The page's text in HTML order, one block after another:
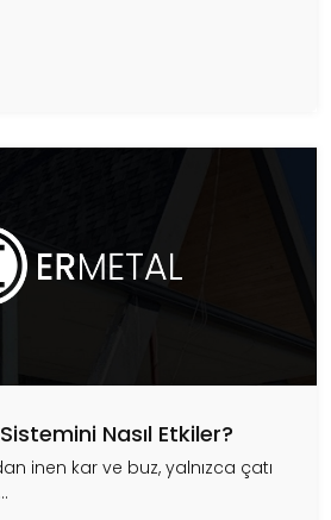
Nasıl Etkiler?
inen kar ve buz, yalnızca çatı